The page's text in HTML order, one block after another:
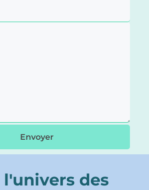
Envoyer
l'univers des